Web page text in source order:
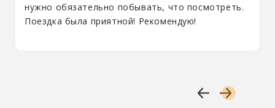
нужно обязательно побывать, что посмотреть.
Поездка была приятной! Рекомендую!